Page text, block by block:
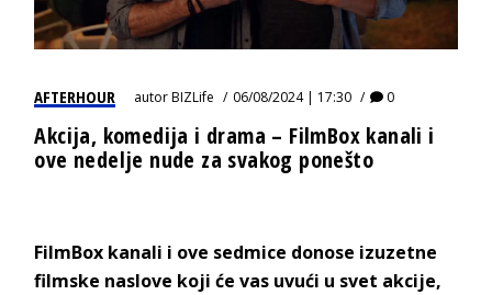
AFTERHOUR autorBIZLife 06/08/2024 | 17:30 0
Akcija, komedija i drama – FilmBox kanali i
ove nedelje nude za svakog ponešto
FilmBox kanali i ove sedmice donose izuzetne
filmske naslove koji će vas uvući u svet akcije,